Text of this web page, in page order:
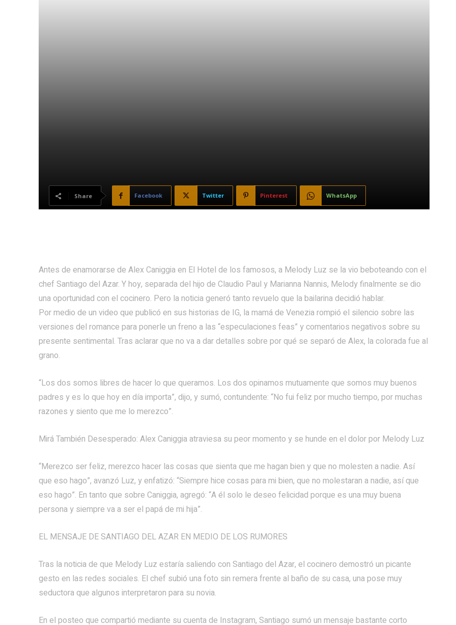
Share Facebook Twitter Pinterest WhatsApp
Antes de enamorarse de Alex Caniggia en El Hotel de los famosos, a Melody Luz se la vio beboteando con el
chef Santiago del Azar. Y hoy, separada del hijo de Claudio Paul y Marianna Nannis, Melody finalmente se dio
una oportunidad con el cocinero. Pero la noticia generó tanto revuelo que la bailarina decidió hablar.
Por medio de un video que publicó en sus historias de IG, la mamá de Venezia rompió el silencio sobre las
versiones del romance para ponerle un freno a las “especulaciones feas” y comentarios negativos sobre su
presente sentimental. Tras aclarar que no va a dar detalles sobre por qué se separó de Alex, la colorada fue al
grano.
“Los dos somos libres de hacer lo que queramos. Los dos opinamos mutuamente que somos muy buenos
padres y es lo que hoy en día importa”, dijo, y sumó, contundente: “No fui feliz por mucho tiempo, por muchas
razones y siento que me lo merezco”.
Mirá También Desesperado: Alex Caniggia atraviesa su peor momento y se hunde en el dolor por Melody Luz
“Merezco ser feliz, merezco hacer las cosas que sienta que me hagan bien y que no molesten a nadie. Así
que eso hago”, avanzó Luz, y enfatizó: “Siempre hice cosas para mi bien, que no molestaran a nadie, así que
eso hago”. En tanto que sobre Caniggia, agregó: “A él solo le deseo felicidad porque es una muy buena
persona y siempre va a ser el papá de mi hija”.
EL MENSAJE DE SANTIAGO DEL AZAR EN MEDIO DE LOS RUMORES
Tras la noticia de que Melody Luz estaría saliendo con Santiago del Azar, el cocinero demostró un picante
gesto en las redes sociales. El chef subió una foto sin remera frente al baño de su casa, una pose muy
seductora que algunos interpretaron para su novia.
En el posteo que compartió mediante su cuenta de Instagram, Santiago sumó un mensaje bastante corto